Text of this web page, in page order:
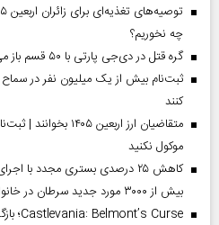
چه نخوریم؟
گره قتل در دی‌جی پارتی با ۵۰ قسم باز می‌شود
ثبت‌نام بیش از یک میلیون نفر در سماح
کنند
متقاضیان ارز اربعین
موکول نکنید
کاهش ۲۵ درصدی بستری مجدد با
بیش از ۳۰۰۰ مورد جدید سرطان در خانواده بیماران
Castlevania: Belmont’s Curse؛ بازگشت باشکوه شکارچیان خون‌آشام